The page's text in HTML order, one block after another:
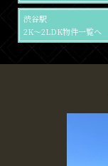
渋谷駅
2K～2LDK物件一覧へ